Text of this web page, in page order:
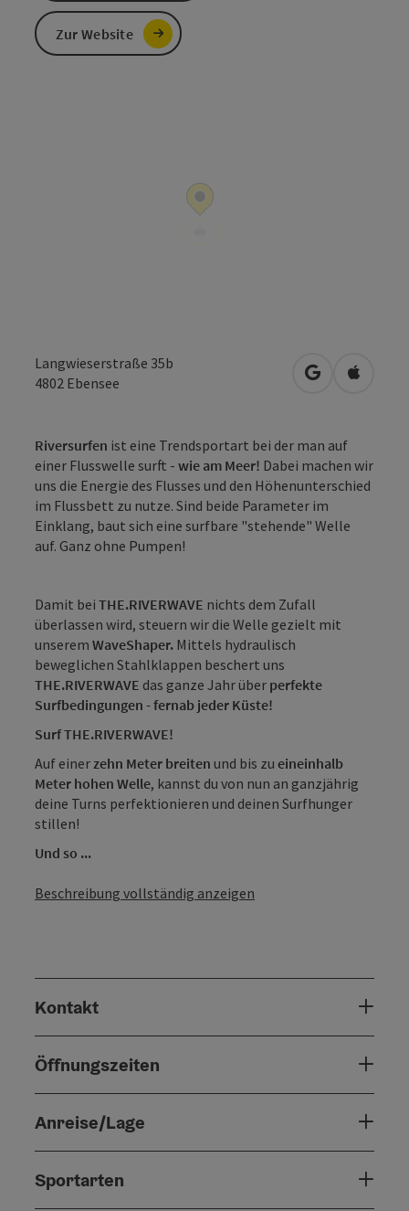
Langwieserstraße 35b
4802 Ebensee in Google
in
Riversurfen ist eine Trendsportart bei der man auf
einer Flusswelle surft - wie am Meer! Dabei machen wir
uns die Energie des Flusses und den Höhenunterschied
im Flussbett zu nutze. Sind beide Parameter im
Einklang, baut sich eine surfbare "stehende" Welle
auf. Ganz ohne Pumpen!
Damit bei THE.RIVERWAVE nichts dem Zufall
überlassen wird, steuern wir die Welle gezielt mit
unserem WaveShaper. Mittels hydraulisch
beweglichen Stahlklappen beschert uns
THE.RIVERWAVE das ganze Jahr über perfekte
Surfbedingungen - fernab jeder Küste!
Surf THE.RIVERWAVE!
Auf einer zehn Meter breiten und bis zu eineinhalb
Meter hohen Welle, kannst du von nun an ganzjährig
deine Turns perfektionieren und deinen Surfhunger
stillen!
Und so ...
Beschreibung vollständig anzeigen
Kontakt
Öffnungszeiten
Anreise/Lage
Sportarten
Zur Website